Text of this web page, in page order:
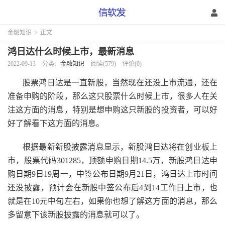
金融知识 > 正文
鸿日达什么时候上市，最新消息
2022-09-13 分类： 金融知识 阅读(579) 评论(0)
股票鸿日达是一直新股，当然现在还没上市流通，还在
准备申购的阶段，那么这只股票什么时候上市，很多人在关
注这方面的消息，特别是想申购这只新股的投资者，可以好
好了解看下这方面的消息。
根据最新新股披露消息显示，新股鸿日达将在创业板上
市，股票代码301285，顶额申购日期14.5万，新股鸿日达申
购日期9日19周一，中签公布日期9月21日，鸿日达上市时间
还没披露，预计会在新股中签公布后4到14工作日上市，也
就是在10元中旬左右，如果你也想了解这方面的消息，那么
多留意下该新股披露的消息就可以了。